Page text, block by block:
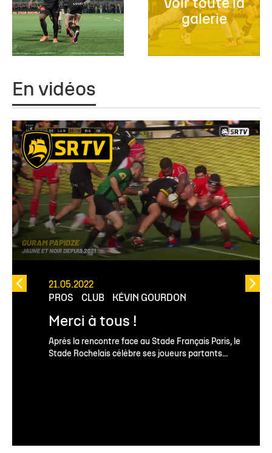
Voir toute la
galerie
En vidéos
21.05.2022
PROS
CLUB KÉVIN GOURDON
Merci à tous !
Après la rencontre face au Stade Français Paris, le
Stade Rochelais célèbre ses joueurs partants...